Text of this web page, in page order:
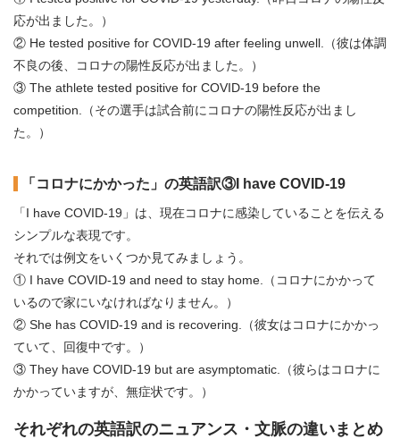
応が出ました。）
② He tested positive for COVID-19 after feeling unwell.（彼は体調
不良の後、コロナの陽性反応が出ました。）
③ The athlete tested positive for COVID-19 before the
competition.（その選手は試合前にコロナの陽性反応が出まし
た。）
「コロナにかかった」の英語訳③I have COVID-19
「I have COVID-19」は、現在コロナに感染していることを伝える
シンプルな表現です。
それでは例文をいくつか見てみましょう。
① I have COVID-19 and need to stay home.（コロナにかかって
いるので家にいなければなりません。）
② She has COVID-19 and is recovering.（彼女はコロナにかかっ
ていて、回復中です。）
③ They have COVID-19 but are asymptomatic.（彼らはコロナに
かかっていますが、無症状です。）
それぞれの英語訳のニュアンス・文脈の違いまとめ